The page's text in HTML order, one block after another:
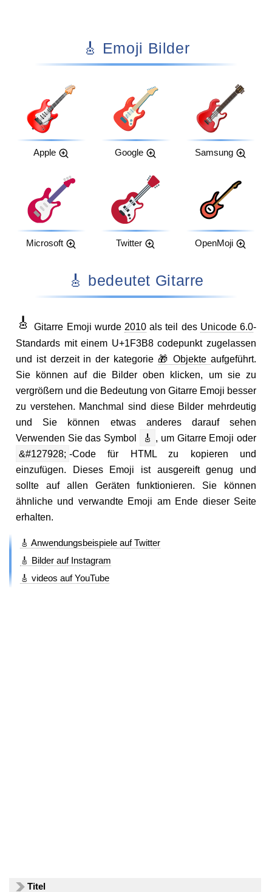
🎸 Emoji Bilder
Apple Google Samsung
Microsoft Twitter OpenMoji
🎸 bedeutet Gitarre
🎸 Gitarre Emoji wurde 2010 als teil des Unicode 6.0-
Standards mit einem U+1F3B8 codepunkt zugelassen
und ist derzeit in der kategorie 🎁 Objekteaufgeführt.
Sie können auf die Bilder oben klicken, um sie zu
vergrößern und die Bedeutung von Gitarre Emoji besser
zu verstehen. Manchmal sind diese Bilder mehrdeutig
und Sie können etwas anderes darauf sehen
Verwenden Sie das Symbol
🎸 , um Gitarre Emoji oder
&#127928; -Code für HTML zu kopieren und
einzufügen. Dieses Emoji ist ausgereift genug und
sollte auf allen Geräten funktionieren. Sie können
ähnliche und verwandte Emoji am Ende dieser Seite
erhalten.
🎸 Anwendungsbeispiele auf Twitter
🎸 Bilder auf Instagram
🎸 videos auf YouTube
Titel